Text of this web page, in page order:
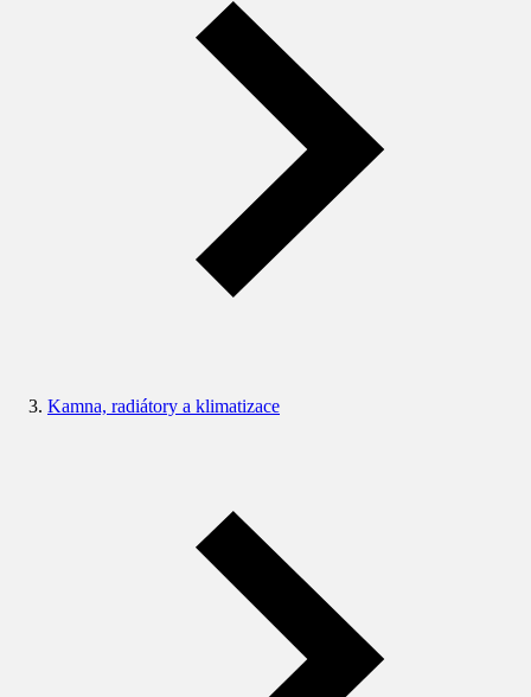
Kamna, radiátory a klimatizace